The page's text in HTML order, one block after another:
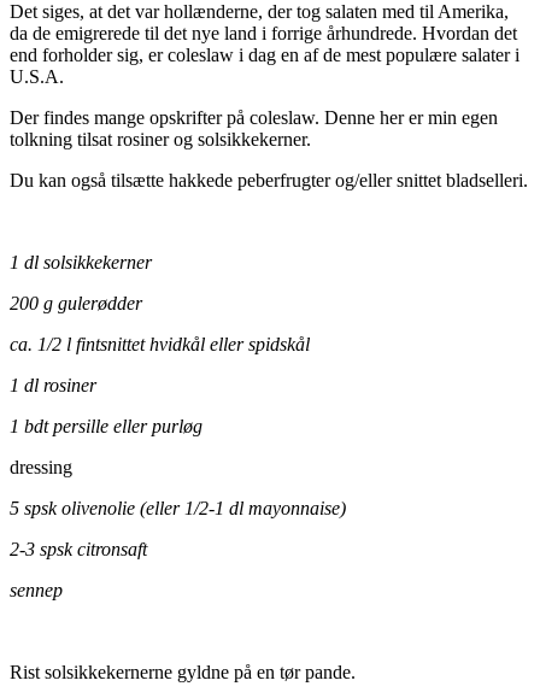
Det siges, at det var hollænderne, der tog salaten med til Amerika,
da de emigrerede til det nye land i forrige århundrede. Hvordan det
end forholder sig, er coleslaw i dag en af de mest populære salater i
U.S.A.
Der findes mange opskrifter på coleslaw. Denne her er min egen
tolkning tilsat rosiner og solsikkekerner.
Du kan også tilsætte hakkede peberfrugter og/eller snittet bladselleri.
1 dl solsikkekerner
200 g gulerødder
ca. 1/2 l fintsnittet hvidkål eller spidskål
1 dl rosiner
1 bdt persille eller purløg
dressing
5 spsk olivenolie (eller 1/2-1 dl mayonnaise)
2-3 spsk citronsaft
sennep
Rist solsikkekernerne gyldne på en tør pande.